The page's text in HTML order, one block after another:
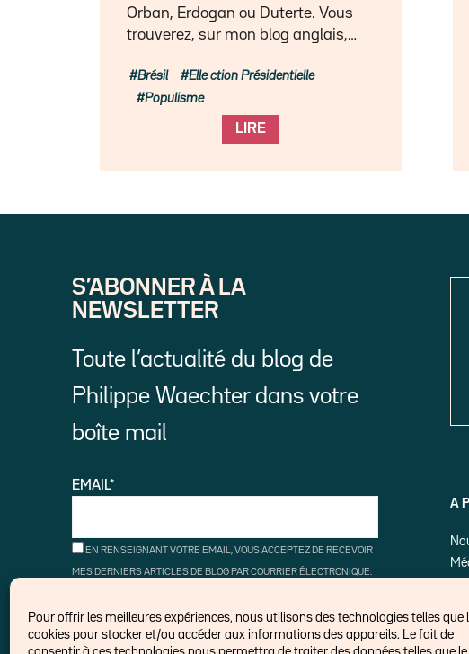
Pour offrir les meilleures expériences, nous utilisons des technologies telles que
cookies pour stocker et/ou accéder aux informations des appareils. Le fait de
Orban, Erdogan ou Duterte. Vous
trouverez, sur mon blog anglais,…
LIRE
Brésil
Elle ction Présidentielle
Populisme
S’ABONNER À LA
NEWSLETTER
Toute l’actualité du blog de
Philippe Waechter dans votre
boîte mail
EMAIL*
EN RENSEIGNANT VOTRE EMAIL, VOUS ACCEPTEZ DE RECEVOIR
MES DERNIERS ARTICLES DE BLOG PAR COURRIER ÉLECTRONIQUE.
LIENS DE DÉSINSCRIPTION.
A